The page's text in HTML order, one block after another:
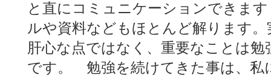
と直にコミュニケーションできま
ルや資料などもほとんど解ります
肝心な点ではなく、重要なことは
です。 勉強を続けてきた事は、私